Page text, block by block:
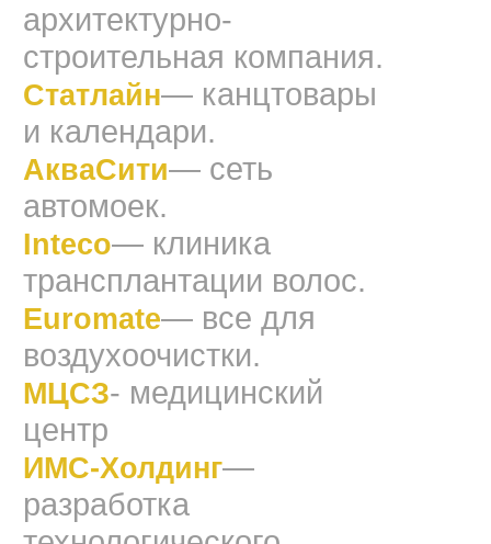
архитектурно-
строительная компания.
Статлайн— канцтовары
и календари.
АкваСити— сеть
автомоек.
Inteco— клиника
трансплантации волос.
Euromate— все для
воздухоочистки.
МЦСЗ- медицинский
центр
ИМС-Холдинг—
разработка